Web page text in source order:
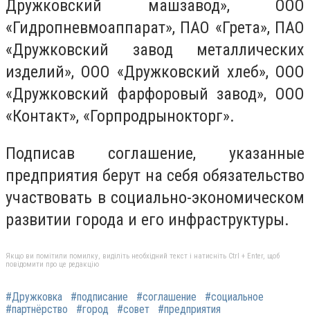
Дружковский машзавод», ООО
«Гидропневмоаппарат», ПАО «Грета», ПАО
«Дружковский завод металлических
изделий», ООО «Дружковский хлеб», ООО
«Дружковский фарфоровый завод», ООО
«Контакт», «Горпродрынокторг».
Подписав соглашение, указанные
предприятия берут на себя обязательство
участвовать в социально-экономическом
развитии города и его инфраструктуры.
Якщо ви помітили помилку, виділіть необхідний текст і натисніть Ctrl + Enter, щоб
повідомити про це редакцію
#Дружковка #подписание #соглашение
#социальное
#партнёрство
#город #совет #предприятия